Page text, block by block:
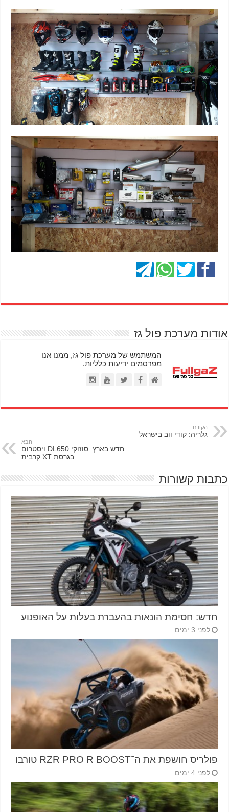
אודות מערכת פול גז
המשתמש של מערכת פול גז, ממנו אנו
מפרסמים ידיעות כלליות.
הקודם
גלריה: קודי ווב בישראל
הבא
חדש בארץ: סוזוקי DL650 ויסטרום
בגרסת XT קרבית
כתבות קשורות
חדש: חסימת הונאות בהעברת בעלות על האופנוע
לפני 3 ימים
פולריס חושפת את ה־RZR PRO R BOOST טורבו
לפני 4 ימים